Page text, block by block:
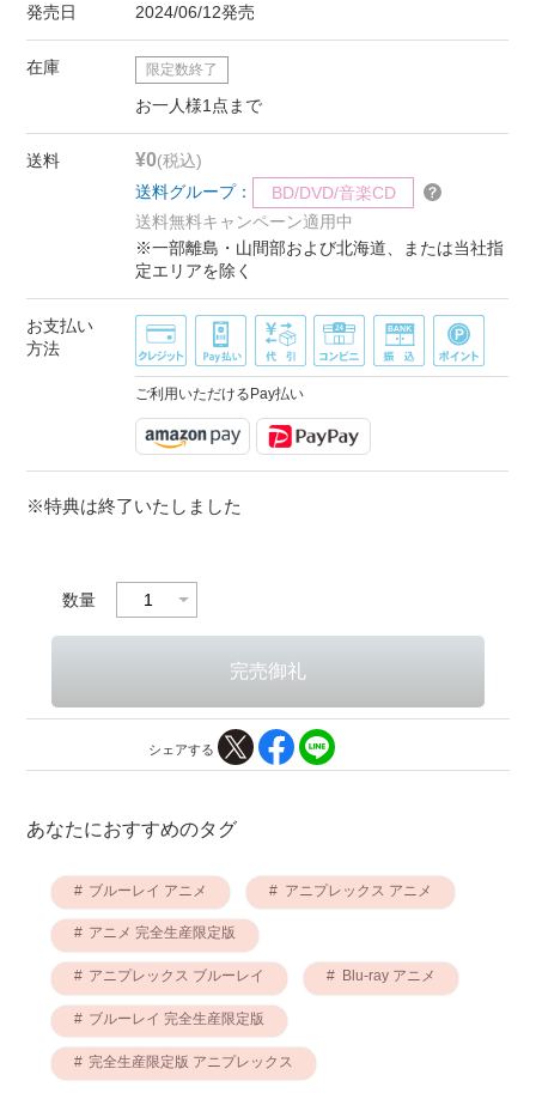
発売日 2024/06/12発売
在庫 限定数終了
お一人様1点まで
送料 ¥0(税込)
送料グループ：
BD/DVD/音楽CD
送料無料キャンペーン適用中
※一部離島・山間部および北海道、または当社指
定エリアを除く
お支払い
方法
ご利用いただけるPay払い
※特典は終了いたしました
数量
シェアする
あなたにおすすめのタグ
ブルーレイ アニメ アニプレックス アニメ
アニメ 完全生産限定版
アニプレックス ブルーレイ Blu-ray アニメ
ブルーレイ 完全生産限定版
完全生産限定版 アニプレックス